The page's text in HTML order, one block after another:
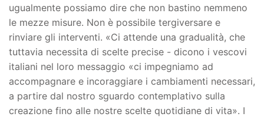
ugualmente possiamo dire che non bastino nemmeno
le mezze misure. Non è possibile tergiversare e
rinviare gli interventi. «Ci attende una gradualità, che
tuttavia necessita di scelte precise - dicono i vescovi
italiani nel loro messaggio «ci impegniamo ad
accompagnare e incoraggiare i cambiamenti necessari,
a partire dal nostro sguardo contemplativo sulla
creazione fino alle nostre scelte quotidiane di vita». I